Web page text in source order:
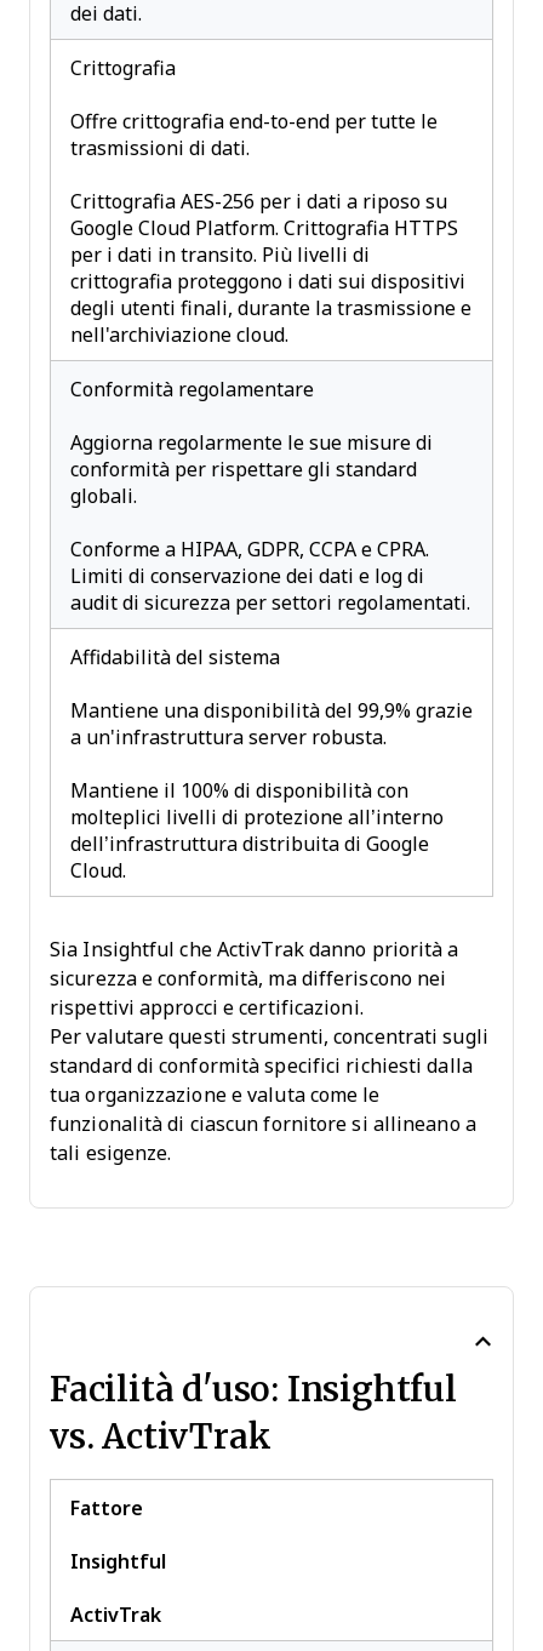
dei dati.
Crittografia
Offre crittografia end-to-end per tutte le
trasmissioni di dati.
Crittografia AES-256 per i dati a riposo su
Google Cloud Platform. Crittografia HTTPS
per i dati in transito. Più livelli di
crittografia proteggono i dati sui dispositivi
degli utenti finali, durante la trasmissione e
nell'archiviazione cloud.
Conformità regolamentare
Aggiorna regolarmente le sue misure di
conformità per rispettare gli standard
globali.
Conforme a HIPAA, GDPR, CCPA e CPRA.
Limiti di conservazione dei dati e log di
audit di sicurezza per settori regolamentati.
Affidabilità del sistema
Mantiene una disponibilità del 99,9% grazie
a un'infrastruttura server robusta.
Mantiene il 100% di disponibilità con
molteplici livelli di protezione all’interno
dell’infrastruttura distribuita di Google
Cloud.
Sia Insightful che ActivTrak danno priorità a
sicurezza e conformità, ma differiscono nei
rispettivi approcci e certificazioni.
Per valutare questi strumenti, concentrati sugli
standard di conformità specifici richiesti dalla
tua organizzazione e valuta come le
funzionalità di ciascun fornitore si allineano a
tali esigenze.
Facilità d'uso: Insightful
vs. ActivTrak
Fattore
Insightful
ActivTrak